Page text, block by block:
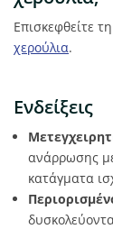
Επισκεφθείτε
χερούλια.
Ενδείξεις
ανάρρωσης
κατάγματα